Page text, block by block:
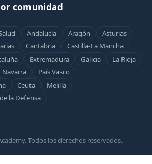
comunidad
Andalucía Aragón
Asturias
Cantabria
Castilla-La Mancha
Extremadura Galicia
La Rioja
Navarra
País Vasco
Ceuta
Melilla
la Defensa
Todos los derechos reservados.